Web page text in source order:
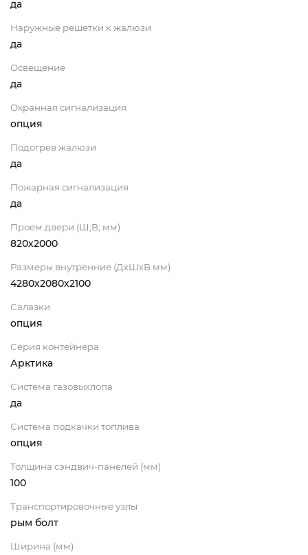
да
Наружные решетки к жалюзи
да
Освещение
да
Охранная сигнализация
опция
Подогрев жалюзи
да
Пожарная сигнализация
да
Проем двери (Ш;В; мм)
820х2000
Размеры внутренние (ДхШхВ мм)
4280х2080х2100
Салазки
опция
Серия контейнера
Арктика
Система газовыхлопа
да
Система подкачки топлива
опция
Толщина сэндвич-панелей (мм)
100
Транспортировочные узлы
рым болт
Ширина (мм)